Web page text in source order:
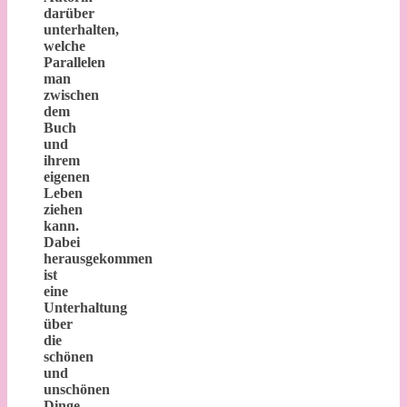
darüber
unterhalten,
welche
Parallelen
man
zwischen
dem
Buch
und
ihrem
eigenen
Leben
ziehen
kann.
Dabei
herausgekommen
ist
eine
Unterhaltung
über
die
schönen
und
unschönen